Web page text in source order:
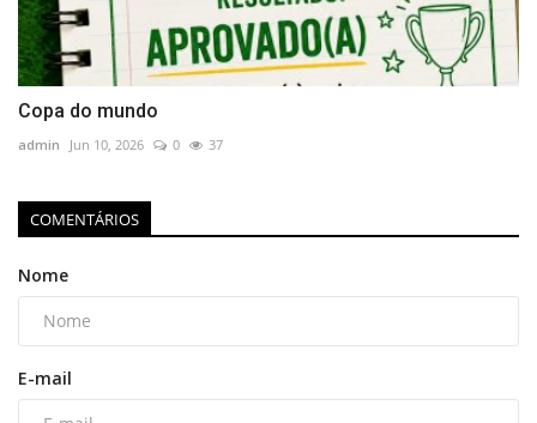
Copa do mundo
admin Jun 10, 2026 0 37
COMENTÁRIOS
Nome
E-mail